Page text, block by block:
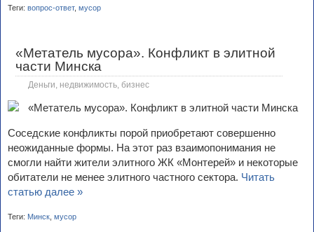
Теги: вопрос-ответ, мусор
«Метатель мусора». Конфликт в элитной
части Минска
Деньги, недвижимость, бизнес
Соседские конфликты порой приобретают совершенно
неожиданные формы. На этот раз взаимопонимания не
смогли найти жители элитного ЖК «Монтерей» и некоторые
обитатели не менее элитного частного сектора. Читать
статью далее »
Теги: Минск мусор